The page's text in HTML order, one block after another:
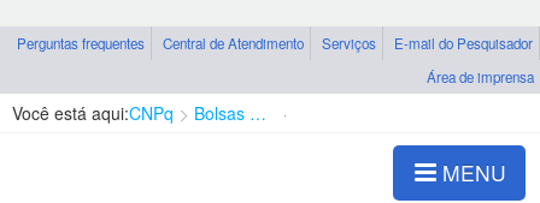
Perguntas frequentes Central de Atendimento Serviços
E-mail do Pesquisador
Área de imprensa
Você está aqui:CNPq Bolsas e Auxílios Vigentes
MENU